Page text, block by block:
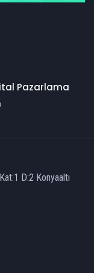
Pazarlama
D:2 Konyaaltı